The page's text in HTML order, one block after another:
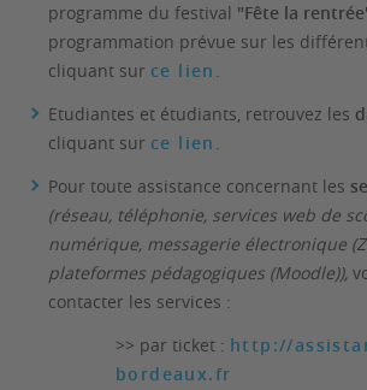
programme du festival "Fête la
programmation prévue sur les
cliquant sur ce lien .
Etudiantes et étudiants, retrouvez les
cliquant sur ce lien .
Pour toute assistance concernant les
(réseau, téléphonie, services web de
numérique, messagerie électronique
plateformes pédagogiques (Moodle)),
contacter les services :
>> par ticket : http://
bordeaux.fr